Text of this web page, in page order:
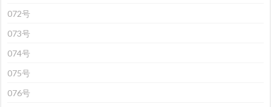
072号
073号
074号
075号
076号